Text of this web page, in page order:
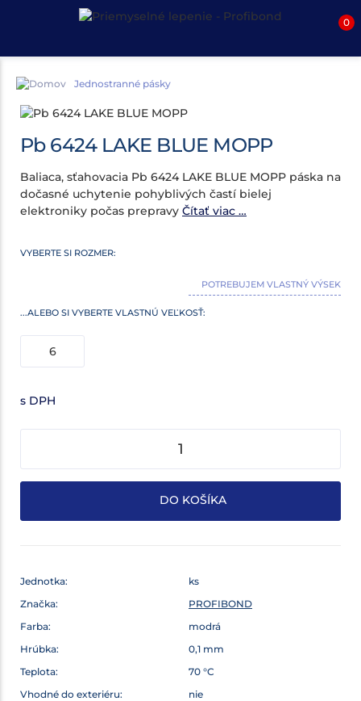
Jednostranné pásky
Pb 6424 LAKE BLUE MOPP
Baliaca, sťahovacia Pb 6424 LAKE BLUE MOPP páska na
dočasné uchytenie pohyblivých častí bielej
elektroniky počas prepravy Čítať viac …
VYBERTE SI ROZMER:
POTREBUJEM VLASTNÝ VÝSEK
...ALEBO SI VYBERTE VLASTNÚ VEĽKOSŤ:
s DPH
DO KOŠÍKA
Jednotka:
ks
Značka:
PROFIBOND
Farba:
modrá
Hrúbka:
0,1 mm
Teplota:
70 °C
Vhodné do exteriéru:
nie
0